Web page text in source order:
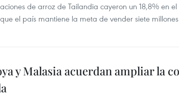
de arroz de Tailandia cayeron un 18,8% en
el país mantiene la meta de vender siete
y Malasia acuerdan ampliar la